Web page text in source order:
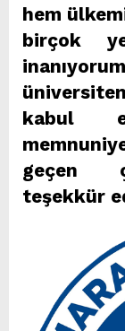
hem
birçok
kabul
geçen
teşekkür